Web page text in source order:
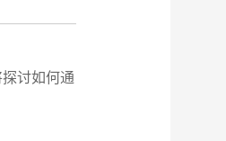
讨如何通